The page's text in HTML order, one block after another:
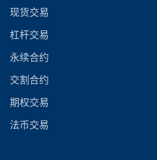
现货交易
杠杆交易
永续合约
交割合约
期权交易
法币交易